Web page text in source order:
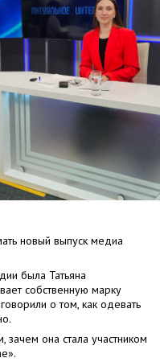
новый выпуск медиа
была Татьяна
собственную марку
о том, как одевать
зачем она стала участником